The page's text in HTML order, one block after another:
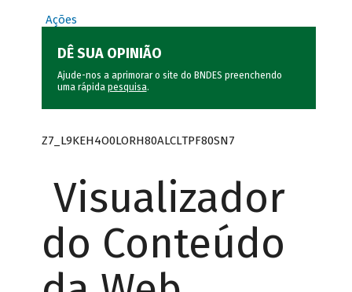
Ações
DÊ SUA OPINIÃO
Ajude-nos a aprimorar o site do BNDES preenchendo
uma rápida pesquisa.
Z7_L9KEH4O0LORH80ALCLTPF80SN7
Visualizador
do Conteúdo